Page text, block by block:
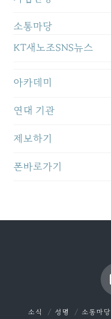
소통마당
KT새노조SNS뉴스
아카데미
연대 기관
제보하기
폰바로가기
소식 성명 소통마당